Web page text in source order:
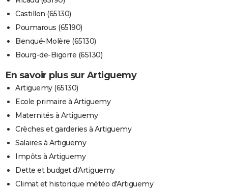
Castillon (65130)
Poumarous (65190)
Benqué-Molère (65130)
Bourg-de-Bigorre (65130)
En savoir plus sur Artiguemy
Artiguemy (65130)
Ecole primaire à Artiguemy
Maternités à Artiguemy
Crèches et garderies à Artiguemy
Salaires à Artiguemy
Impôts à Artiguemy
Dette et budget d'Artiguemy
Climat et historique météo d'Artiguemy